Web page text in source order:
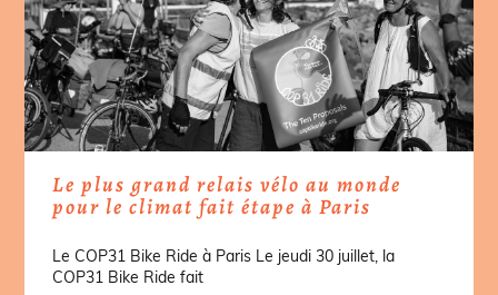
Le plus grand relais vélo au monde
pour le climat fait étape à Paris
Le COP31 Bike Ride à Paris Le jeudi 30 juillet, la
COP31 Bike Ride fait